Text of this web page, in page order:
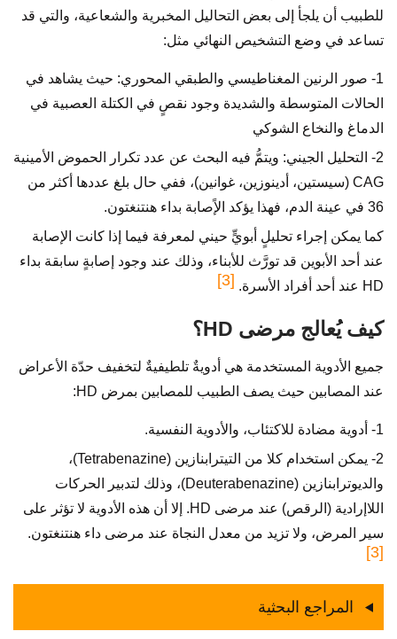
للطبيب أن يلجأ إلى بعض التحاليل المخبرية والشعاعية، والتي قد
تساعد في وضع التشخيص النهائي مثل:
1- صور الرنين المغناطيسي والطبقي المحوري: حيث يشاهد في
الحالات المتوسطة والشديدة وجود نقصٍ في الكتلة العصبية في
الدماغ والنخاع الشوكي
2- التحليل الجيني: ويتمُّ فيه البحث عن عدد تكرار الحموض الأمينية
CAG (سيستين، أدينوزين، غوانين)، ففي حال بلغ عددها أكثر من
36 في عينة الدم، فهذا يؤكد الإًصابة بداء هنتنغتون.
كما يمكن إجراء تحليلٍ أبويٍّ حيني لمعرفة فيما إذا كانت الإصابة
عند أحد الأبوين قد تورَّث للأبناء، وذلك عند وجود إصابةٍ سابقة بداء
HD عند أحد أفراد الأسرة.
[3]
كيف يُعالج مرضى HD؟
جميع الأدوية المستخدمة هي أدويةٌ تلطيفيةٌ لتخفيف حدّة الأعراض
عند المصابين حيث يصف الطبيب للمصابين بمرض HD:
1- أدوية مضادة للاكتئاب، والأدوية النفسية.
2- يمكن استخدام كلا من التيترابنازين (Tetrabenazine)،
والديوترابنازين (Deuterabenazine)، وذلك لتدبير الحركات
اللاإرادية (الرقص) عند مرضى HD. إلا أن هذه الأدوية لا تؤثر على
سير المرض، ولا تزيد من معدل النجاة عند مرضى داء هنتنغتون.
[3]
المراجع البحثية